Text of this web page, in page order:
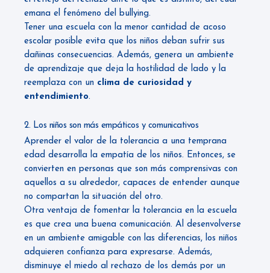
emana el fenómeno del bullying.
Tener una escuela con la menor cantidad de acoso
escolar posible evita que los niños deban sufrir sus
dañinas consecuencias. Además, genera un ambiente
de aprendizaje que deja la hostilidad de lado y la
reemplaza con un clima de curiosidad y
entendimiento.
2. Los niños son más empáticos y comunicativos
Aprender el valor de la tolerancia a una temprana
edad desarrolla la empatía de los niños. Entonces, se
convierten en personas que son más comprensivas con
aquellos a su alrededor, capaces de entender aunque
no compartan la situación del otro.
Otra ventaja de fomentar la tolerancia en la escuela
es que crea una buena comunicación. Al desenvolverse
en un ambiente amigable con las diferencias, los niños
adquieren confianza para expresarse. Además,
disminuye el miedo al rechazo de los demás por un